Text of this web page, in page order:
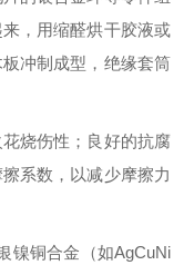
，用缩醛烘干胶液或
冲制成型，绝缘套筒
烧伤性；良好的抗腐
系数，以减少摩擦力
镍铜合金（如AgCuNi